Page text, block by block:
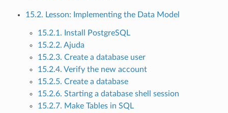
15.2. Lesson: Implementing the Data Model
15.2.1. Install PostgreSQL
15.2.2. Ajuda
15.2.3. Create a database user
15.2.4. Verify the new account
15.2.5. Create a database
15.2.6. Starting a database shell session
15.2.7. Make Tables in SQL